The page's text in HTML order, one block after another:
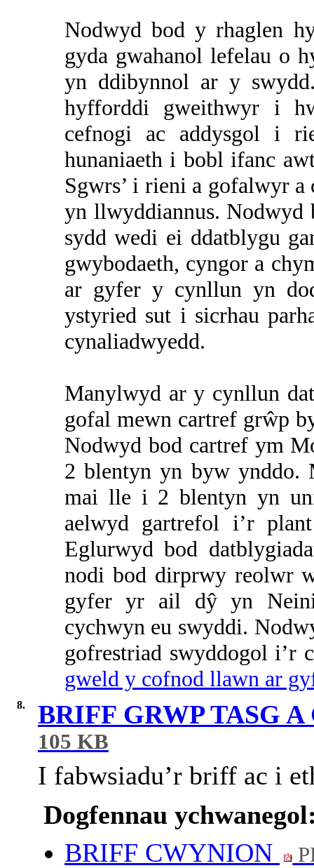
Nodwyd bod y rhaglen
gyda gwahanol lefelau o
yn ddibynnol ar y
hyfforddi gweithwyr i
cefnogi ac addysgol i
hunaniaeth i bobl ifanc
Sgwrs’ i rieni a gofalwyr
yn llwyddiannus.
sydd wedi ei ddatblygu
gwybodaeth, cyngor a
ar gyfer y cynllun yn
ystyried sut i sicrhau
cynaliadwyedd.
Manylwyd ar y cynllun
gofal mewn cartref grŵp
Nodwyd bod cartref ym
2 blentyn yn byw ynddo.
mai lle i 2 blentyn yn
aelwyd gartrefol i’r
Eglurwyd bod
nodi bod dirprwy reolwr
gyfer yr ail dŷ yn
cychwyn eu swyddi.
gofrestriad swyddogol
gweld y cofnod llawn ar
8. BRIFF GRWP TASG
105 KB
I fabwsiadu’r briff ac i
Dogfennau
BRIFF CWYNION